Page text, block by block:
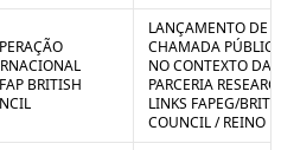
BRITISH
LANÇAMENTO DE
CHAMADA
NO CONTEXTO DA
PARCERIA
LINKS FAPEG/
COUNCIL / REINO